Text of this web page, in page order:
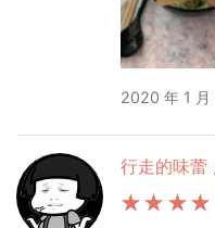
2020 年 1
行走的味蕾